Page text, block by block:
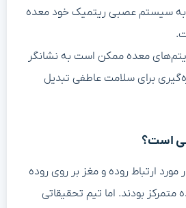
به سیستم عصبی ریتمیک خود معده
معده ممکن است به نشانگر
برای سلامت عاطفی تبدیل
است؟
ارتباط روده و مغز بر روی روده
بودند. اما تیم تحقیقاتی